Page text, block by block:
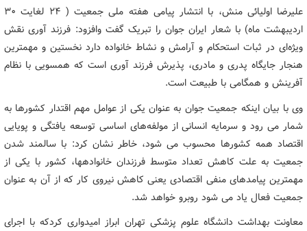
علیرضا اولیائی منش، با انتشار پیامی هفته ملی جمعیت ( ۲۴ لغایت ۳۰
اردیبهشت ماه) با شعار ایران جوان را تبریک گفت وافزود: فرزند آوری نقش
ویژه‌ای در ثبات استحکام و آرامش و نشاط خانواده دارد نخستین و مهمترین
هنجار جایگاه پدری و مادری، پذیرش فرزند آوری است که همسویی با نظام
آفرینش و همگامی با طبیعت است.
وی با بیان اینکه جمعیت جوان به عنوان یکی از عوامل مهم اقتدار کشورها به
شمار می رود و سرمایه انسانی از مولفه‌های اساسی توسعه یافتگی و پویایی
اقتصاد همه کشورها محسوب می شود، خاطر نشان کرد: با سالمند شدن
جمعیت به علت کاهش تعداد متوسط فرزندان خانواده‎ها، کشور با یکی از
مهمترین پیامدهای منفی اقتصادی یعنی کاهش نیروی کار که از آن به عنوان
جمعیت فعال یاد می شود روبرو خواهد شد.
معاونت بهداشت دانشگاه علوم پزشکی تهران ابراز امیدواری کردکه با اجرای